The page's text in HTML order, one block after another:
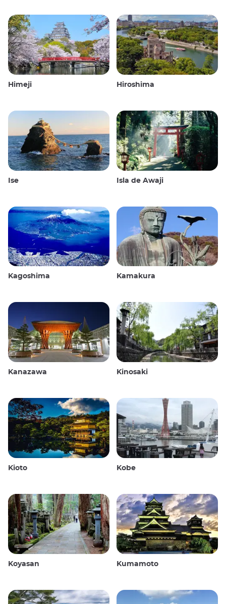
Himeji Hiroshima
Ise Isla de Awaji
Kagoshima Kamakura
Kanazawa Kinosaki
Kioto Kobe
Koyasan Kumamoto